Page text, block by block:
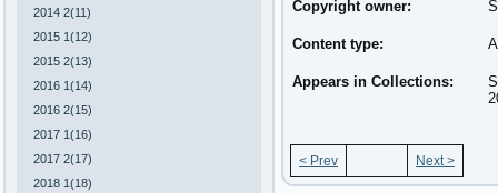
2014 2(11)
2015 1(12)
2015 2(13)
2016 1(14)
2016 2(15)
2017 1(16)
2017 2(17)
2018 1(18)
Copyright owner:
Content type:
Appears in Collections:
< Prev Next >